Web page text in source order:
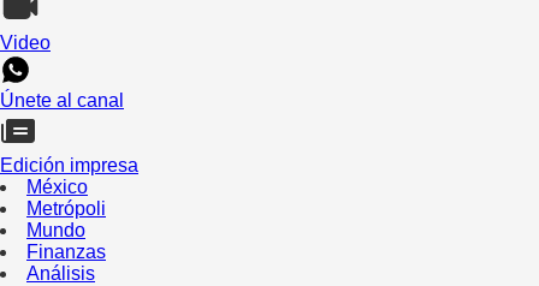
Video
Únete al canal
Edición impresa
México
Metrópoli
Mundo
Finanzas
Análisis